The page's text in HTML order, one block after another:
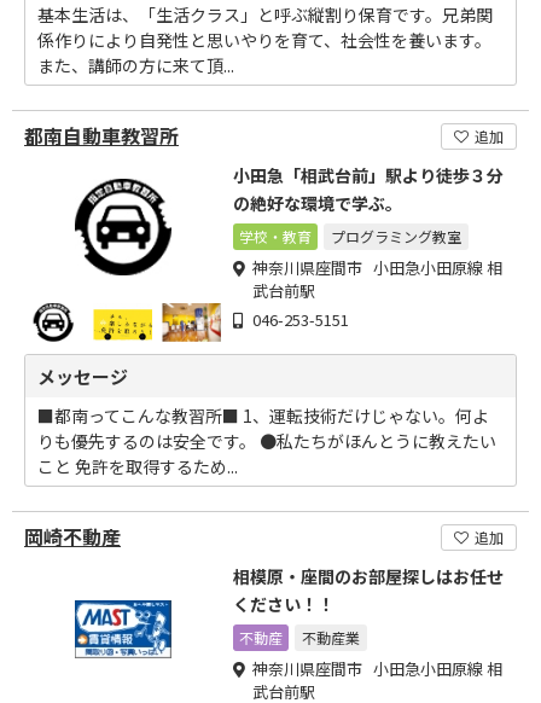
基本生活は、「生活クラス」と呼ぶ縦割り保育です。兄弟関
係作りにより自発性と思いやりを育て、社会性を養います。
また、講師の方に来て頂...
都南自動車教習所 追加
小田急「相武台前」駅より徒歩３分
の絶好な環境で学ぶ。
学校・教育 プログラミング教室
神奈川県座間市 小田急小田原線 相
武台前駅
046-253-5151
メッセージ
■都南ってこんな教習所■ 1、運転技術だけじゃない。何よ
りも優先するのは安全です。 ●私たちがほんとうに教えたい
こと 免許を取得するため...
岡崎不動産 追加
相模原・座間のお部屋探しはお任せ
ください！！
不動産 不動産業
神奈川県座間市 小田急小田原線 相
武台前駅